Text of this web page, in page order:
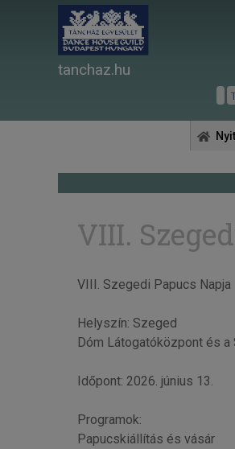
tanchaz.hu
VIII.
VIII. Szegedi Papucs Napja
Helyszín: Szeged
Dóm Látogatóközpont és a
Időpont: 2026. június 13.
Programok:
Papucskiállítás és vásár